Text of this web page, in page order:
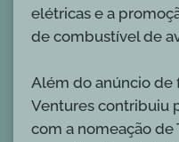
elétricas e a
de combustível de
Além do anúncio de
Ventures contribuiu
com a nomeação de